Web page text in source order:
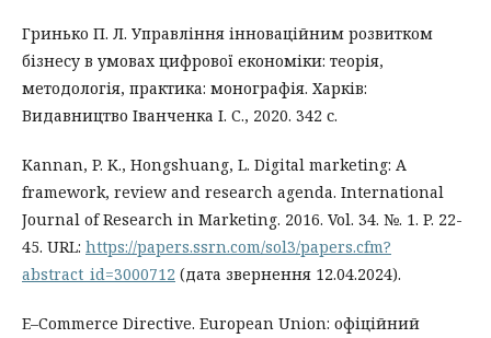
Гринько П. Л. Управління інноваційним розвитком
бізнесу в умовах цифрової економіки: теорія,
методологія, практика: монографія. Харків:
Видавництво Іванченка І. С., 2020. 342 с.
Kannan, P. K., Hongshuang, L. Digital marketing: A
framework, review and research agenda. International
Journal of Research in Marketing. 2016. Vol. 34. №. 1. P. 22-
45. URL: https://papers.ssrn.com/sol3/papers.cfm?
abstract_id=3000712 (дата звернення 12.04.2024).
E–Commerce Directive. European Union: офіційний